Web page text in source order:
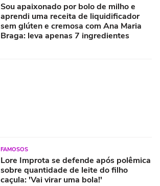
Sou apaixonado por bolo de milho e
aprendi uma receita de liquidificador
sem glúten e cremosa com Ana Maria
Braga: leva apenas 7 ingredientes
FAMOSOS
Lore Improta se defende após polêmica
sobre quantidade de leite do filho
caçula: 'Vai virar uma bola!'